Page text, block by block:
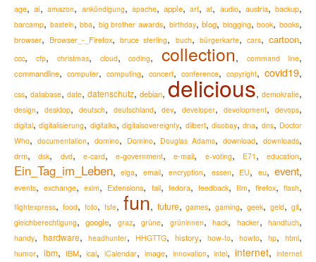
age,ai,amazon, ankündigung, apache,apple,art,at, audio, austria,backup,
barcamp, basteln,bba, big brother awards, birthday,blog, blogging,book,books,
browser,Browser_-_Firefox,bruce sterling, buch, bürgerkarte, cars,cartoon,
ccc, cfp, christmas, cloud,coding,collection,command line,
commandline, computer, computing, concert, conference, copyright, covid19,
css, database, date, datenschutz, debian, delicious, demokratie,
design, desktop, deutsch, deutschland,dev,developer,development,devops,
digital,digitalisierung, digitalks,digitalsovereignty, dilbert, disobay,dna, dns, Doctor
Who, documentation, domino, Domino, Douglas Adams,download,downloads,
drm,dsk, dvd, e-card, e-government,e-mail, e-voting, E71 , education,
Ein_Tag_im_Leben,elga, email,encryption, essen, EU, eu,event,
events,exchange,exim, Extensions, fail, fedora, feedback, film, firefox,flash,
flightexpress, food, foto, fsfe, fun, future,games,gaming,geek,geld,git,
gleichberechtigung,google, graz,grüne, grüninnen,hack, hacker,handtuch,
handy, hardware, headhunter, HHGTTG, history, how-to, howto, hp, html,
humor, ibm, IBM,ical,iCalendar, image, innovation,intel,internet,internet